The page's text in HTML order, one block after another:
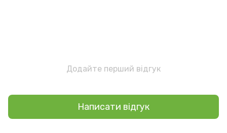
Додайте перший відгук
Написати відгук